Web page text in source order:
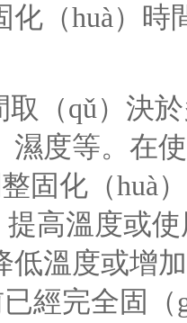
化（huà）
（qǔ）決
濕度等。在
固化（huà
高溫度或
低溫度或增
已經完全固